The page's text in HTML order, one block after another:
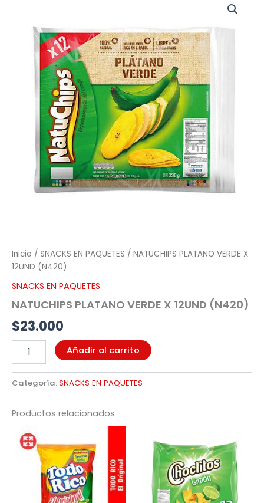
Inicio / SNACKS EN PAQUETES / NATUCHIPS PLATANO VERDE X
12UND (N420)
SNACKS EN PAQUETES
NATUCHIPS PLATANO VERDE X 12UND (N420)
$23.000
12UND
(N420)
cantidad
Añadir al carrito
Categoría:SNACKS EN PAQUETES
Productos relacionados